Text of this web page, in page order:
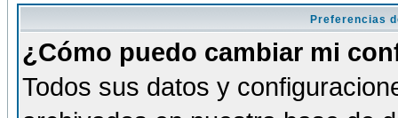
Preferencias
¿Cómo puedo cambiar mi
Todos sus datos y